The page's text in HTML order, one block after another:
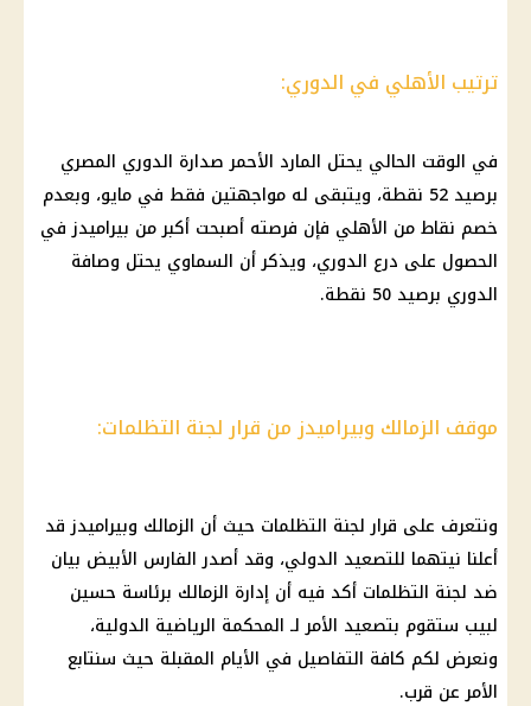
ترتيب الأهلي في الدوري:
في الوقت الحالي يحتل المارد الأحمر صدارة الدوري المصري
برصيد 52 نقطة، ويتبقى له مواجهتين فقط في مايو، وبعدم
خصم نقاط من الأهلي فإن فرصته أصبحت أكبر من بيراميدز في
الحصول على درع الدوري، ويذكر أن السماوي يحتل وصافة
الدوري برصيد 50 نقطة.
موقف الزمالك وبيراميدز من قرار لجنة التظلمات:
ونتعرف على قرار لجنة التظلمات حيث أن الزمالك وبيراميدز قد
أعلنا نيتهما للتصعيد الدولي، وقد أصدر الفارس الأبيض بيان
ضد لجنة التظلمات أكد فيه أن إدارة الزمالك برئاسة حسين
لبيب ستقوم بتصعيد الأمر لـ المحكمة الرياضية الدولية،
ونعرض لكم كافة التفاصيل في الأيام المقبلة حيث سنتابع
الأمر عن قرب.